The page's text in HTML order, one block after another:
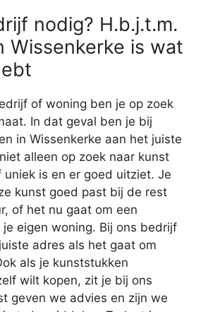
nodig? H.b.j.t.m.
Wissenkerke is wat
of woning ben je op zoek
In dat geval ben je bij
in Wissenkerke aan het juiste
alleen op zoek naar kunst
uniek is en er goed uitziet. Je
kunst goed past bij de rest
of het nu gaat om een
eigen woning. Bij ons bedrijf
adres als het gaat om
als je kunststukken
wilt kopen, zit je bij ons
geven we advies en zijn we